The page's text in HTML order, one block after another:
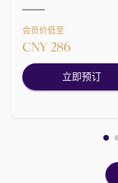
会员价低至
CNY 286
立即预订